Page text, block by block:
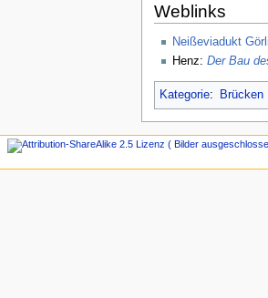
Weblinks
Neißeviadukt
Henz: Der Bau
Kategorie: Brücken